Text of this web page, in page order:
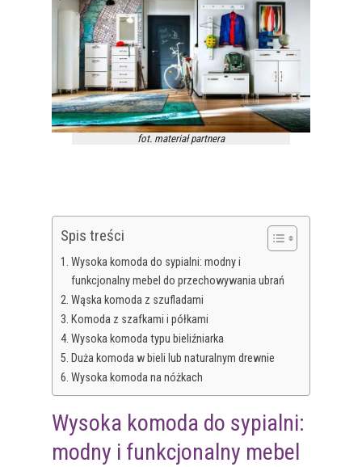
fot. materiał partnera
Spis treści
Wysoka komoda do sypialni: modny i
funkcjonalny mebel do przechowywania ubrań
Wąska komoda z szufladami
Komoda z szafkami i półkami
Wysoka komoda typu bieliźniarka
Duża komoda w bieli lub naturalnym drewnie
Wysoka komoda na nóżkach
Wysoka komoda do sypialni:
modny i funkcjonalny mebel